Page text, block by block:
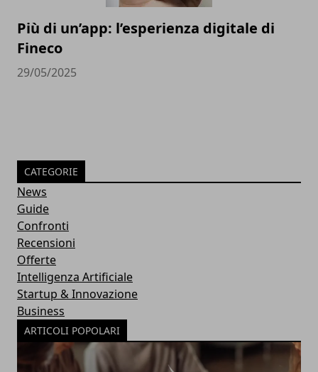
Più di un’app: l’esperienza digitale di
Fineco
29/05/2025
CATEGORIE
News
Guide
Confronti
Recensioni
Offerte
Intelligenza Artificiale
Startup & Innovazione
Business
ARTICOLI POPOLARI